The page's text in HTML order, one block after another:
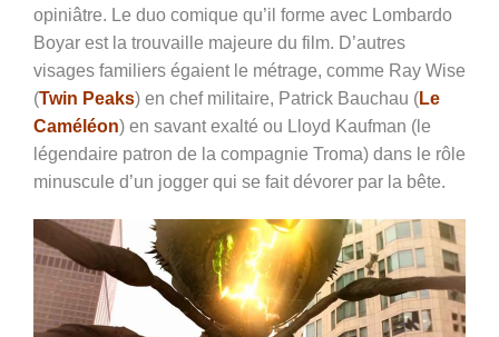
opiniâtre. Le duo comique qu’il forme avec Lombardo
Boyar est la trouvaille majeure du film. D’autres
visages familiers égaient le métrage, comme Ray Wise
(Twin Peaks) en chef militaire, Patrick Bauchau (Le
Caméléon) en savant exalté ou Lloyd Kaufman (le
légendaire patron de la compagnie Troma) dans le rôle
minuscule d’un jogger qui se fait dévorer par la bête.